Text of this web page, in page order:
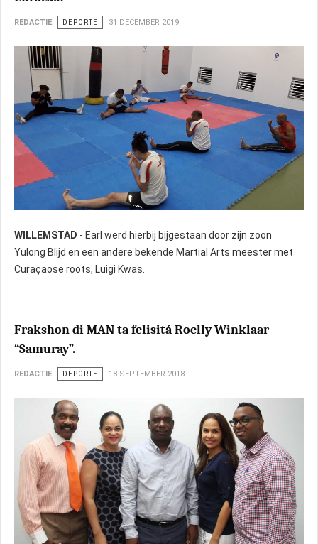
REDACTIE DEPORTE 31 DECEMBER 2019
WILLEMSTAD - Earl werd hierbij bijgestaan door zijn zoon
Yulong Blijd en een andere bekende Martial Arts meester met
Curaçaose roots, Luigi Kwas.
Frakshon di MAN ta felisitá Roelly Winklaar
“Samuray”.
REDACTIE DEPORTE 18 SEPTEMBER 2018